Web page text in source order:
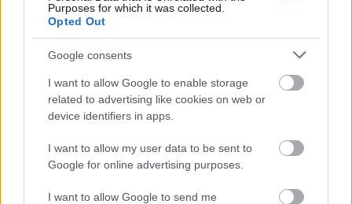
Purposes for which it was collected.
Opted Out
Google consents
I want to allow Google to enable storage
related to advertising like cookies on web or
device identifiers in apps.
I want to allow my user data to be sent to
Google for online advertising purposes.
I want to allow Google to send me
A polgármester a szolnoki cégekhez fordult: több
száz elbocsátott dolgozón segítene
Munkalehetőséget kér a térség vállalkozásaitól Szolnok
polgármestere. A tószegi kerékpárgyár bezárása után
közzétett felhívásának célja, hogy...
Szolnok